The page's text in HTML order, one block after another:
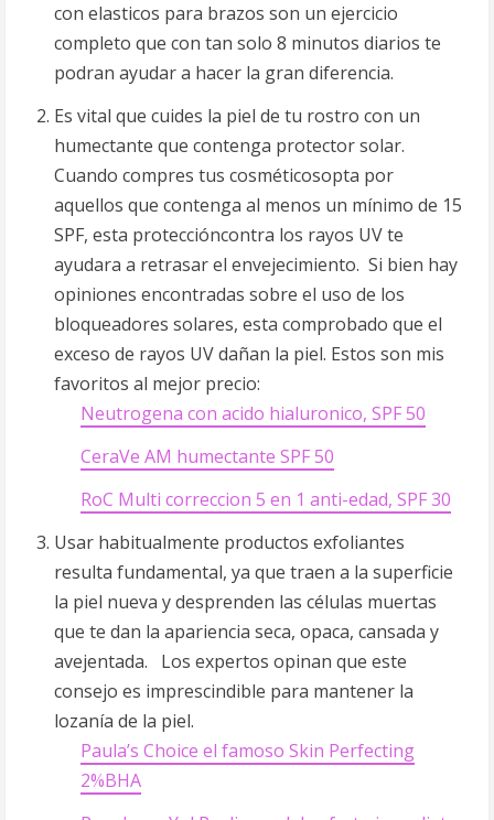
con elasticos para brazos son un ejercicio
completo que con tan solo 8 minutos diarios te
podran ayudar a hacer la gran diferencia.
Es vital que cuides la piel de tu rostro con un
humectante que contenga protector solar.
Cuando compres tus cosméticosopta por
aquellos que contenga al menos un mínimo de 15
SPF, esta proteccióncontra los rayos UV te
ayudara a retrasar el envejecimiento. Si bien hay
opiniones encontradas sobre el uso de los
bloqueadores solares, esta comprobado que el
exceso de rayos UV dañan la piel. Estos son mis
favoritos al mejor precio:
Neutrogena con acido hialuronico, SPF 50
CeraVe AM humectante SPF 50
RoC Multi correccion 5 en 1 anti-edad, SPF 30
Usar habitualmente productos exfoliantes
resulta fundamental, ya que traen a la superficie
la piel nueva y desprenden las células muertas
que te dan la apariencia seca, opaca, cansada y
avejentada. Los expertos opinan que este
consejo es imprescindible para mantener la
lozanía de la piel.
Paula’s Choice el famoso Skin Perfecting
2%BHA